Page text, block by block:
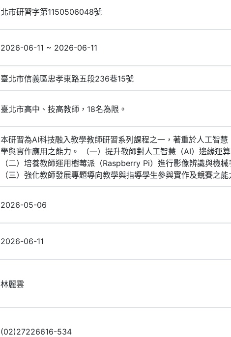
北市研習字第1150506048號
2026-06-11 ~ 2026-06-11
臺北市信義區忠孝東路五段236巷15號
臺北市高中、技高教師，18名為限。
本研習為AI科技融入教學教師研習系列課程之一，著重於人工智
學與實作應用之能力。 （一）提升教師對人工智慧（AI）邊緣運
（二）培養教師運用樹莓派（Raspberry Pi）進行影像辨識與機
（三）強化教師發展專題導向教學與指導學生參與實作及競賽之
2026-05-06
2026-06-11
林麗雲
(02)27226616-534